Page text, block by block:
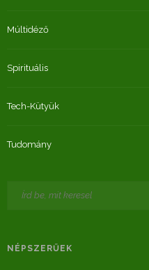
Múltidéző
Spirituális
Tech-Kütyük
Tudomány
NÉPSZERŰEK